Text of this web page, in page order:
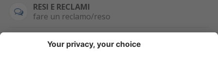
RESI E RECLAMI
fare un reclamo/reso
SEMPRE DISPONIBILE
0471 506798